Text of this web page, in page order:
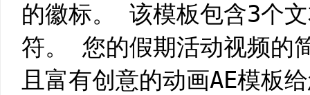
的徽标。 该模板包含3个
符。 您的假期活动视频的
且富有创意的动画AE模板